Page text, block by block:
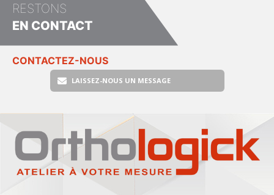
RESTONS
EN CONTACT
CONTACTEZ-NOUS
LAISSEZ-NOUS UN MESSAGE